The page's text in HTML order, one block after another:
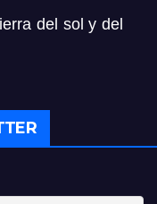
del sol y del